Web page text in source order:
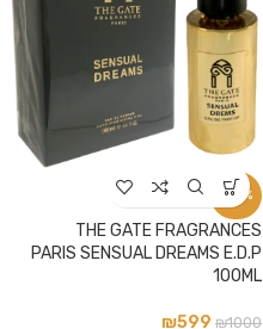
-40%
THE GATE FRAGRANCES
PARIS SENSUAL DREAMS E.D.P
100ML
₪1000
₪599